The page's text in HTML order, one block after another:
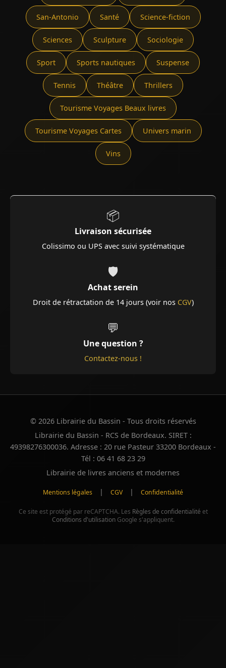
San-Antonio Santé Science-fiction
Sciences Sculpture Sociologie
Sport Sports nautiques Suspense
Tennis Théâtre Thrillers
Tourisme Voyages Beaux livres
Tourisme Voyages Cartes Univers marin
Vins
📦
Livraison sécurisée
Colissimo ou UPS avec suivi systématique
🛡️
Achat serein
Droit de rétractation de 14 jours (voir nos CGV)
💬
Une question ?
Contactez-nous !
© 2026 Librairie du Bassin - Tous droits réservés
Librairie du Bassin - RCS de Bordeaux. SIRET :
49398276300036. Adresse : 20 rue Pasteur 33200 Bordeaux -
Tél : 06 41 68 23 29
Librairie de livres anciens et modernes
Mentions légales | CGV | Confidentialité
Ce site est protégé par reCAPTCHA. Les Règles de confidentialité et
Conditions d'utilisationGoogle s'appliquent.